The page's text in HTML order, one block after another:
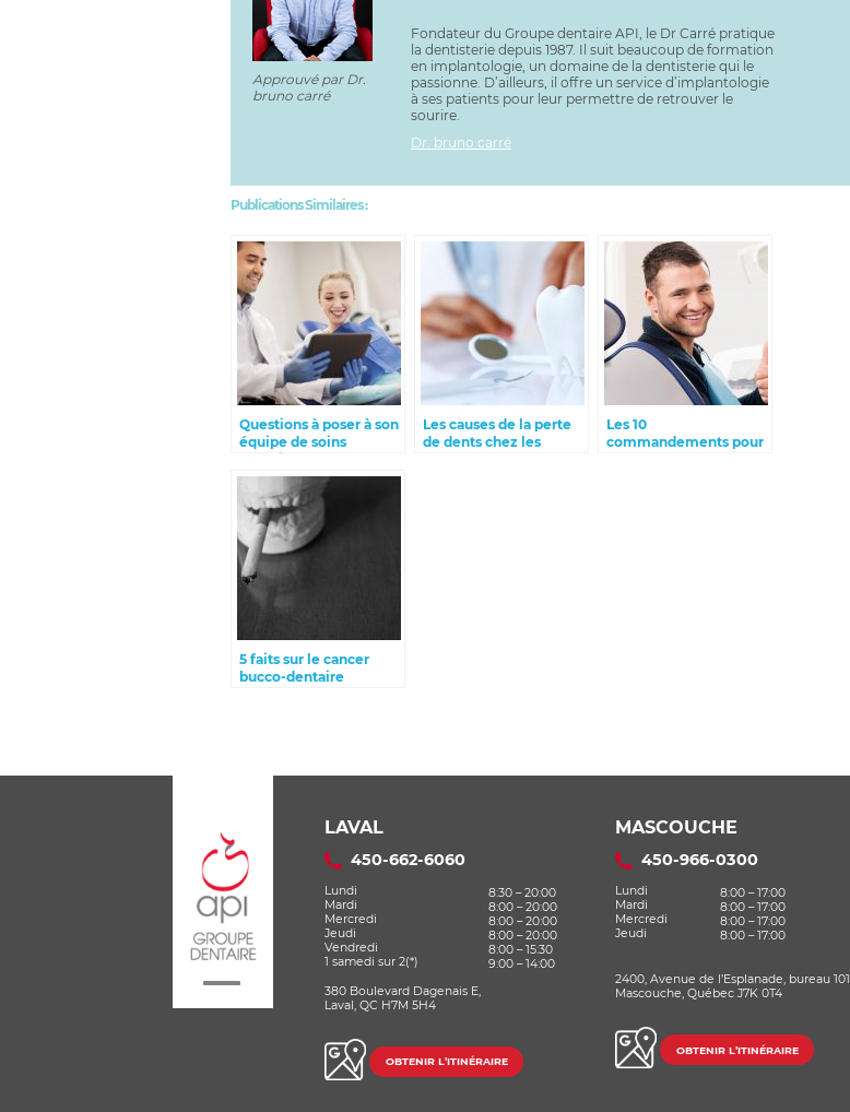
Approuvé par Dr.
bruno carré
Fondateur du Groupe dentaire API, le Dr Carré pratique
la dentisterie depuis 1987. Il suit beaucoup de formation
en implantologie, un domaine de la dentisterie qui le
passionne. D’ailleurs, il offre un service d’implantologie
à ses patients pour leur permettre de retrouver le
sourire.
Dr. bruno carré
Publications Similaires :
Questions à poser à son
équipe de soins
Les causes de la perte
de dents chez les
Les 10
commandements pour
5 faits sur le cancer
bucco-dentaire
LAVAL
450-662-6060
Lundi
8:30 – 20:00
Mardi
8:00 – 20:00
Mercredi
8:00 – 20:00
Jeudi
8:00 – 20:00
Vendredi
8:00 – 15:30
1 samedi sur 2(*)
9:00 – 14:00
380 Boulevard Dagenais E,
Laval, QC H7M 5H4
OBTENIR L’ITINÉRAIRE
MASCOUCHE
450-966-0300
Lundi
8:00 – 17:00
Mardi
8:00 – 17:00
Mercredi
8:00 – 17:00
Jeudi
8:00 – 17:00
2400, Avenue de l’Esplanade, bureau 101
Mascouche, Québec J7K 0T4
OBTENIR L’ITINÉRAIRE